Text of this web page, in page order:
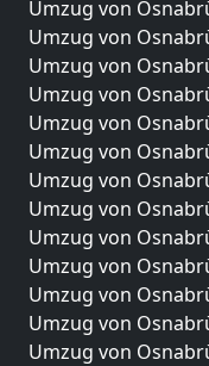
Umzug von
Umzug von
Umzug von
Umzug von
Umzug von
Umzug von
Umzug von
Umzug von
Umzug von
Umzug von
Umzug von
Umzug von
Umzug von